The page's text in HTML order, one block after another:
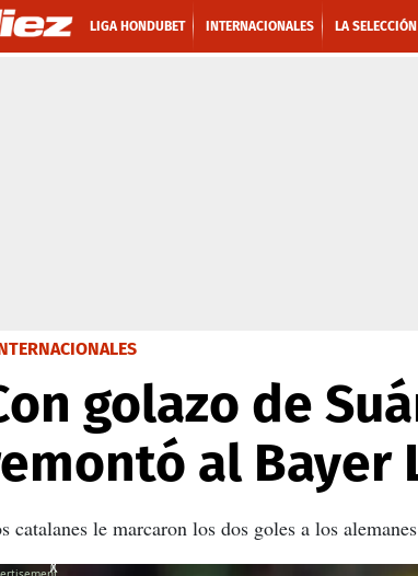
LIGA HONDUBET INTERNACIONALES LA SELECCIÓN
golazo de
al Bayer
catalanes le marcaron los dos goles a los
X
X
X